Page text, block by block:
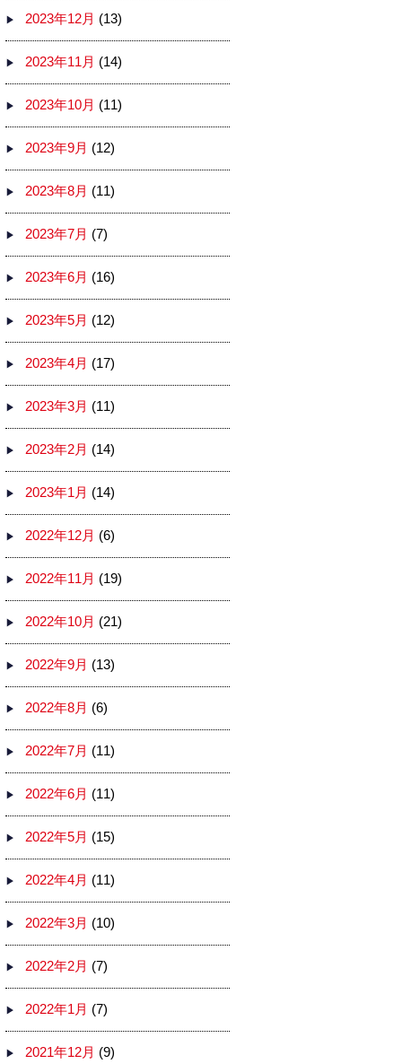
2023年12月 (13)
2023年11月 (14)
2023年10月 (11)
2023年9月 (12)
2023年8月 (11)
2023年7月 (7)
2023年6月 (16)
2023年5月 (12)
2023年4月 (17)
2023年3月 (11)
2023年2月 (14)
2023年1月 (14)
2022年12月 (6)
2022年11月 (19)
2022年10月 (21)
2022年9月 (13)
2022年8月 (6)
2022年7月 (11)
2022年6月 (11)
2022年5月 (15)
2022年4月 (11)
2022年3月 (10)
2022年2月 (7)
2022年1月 (7)
2021年12月 (9)